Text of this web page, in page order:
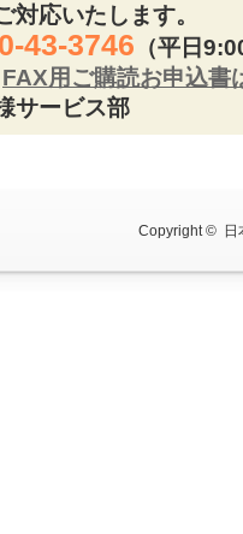
対応いたします。
43-3746 （平日
FAX用ご購読お申込書
サービス部
Copyright © 日